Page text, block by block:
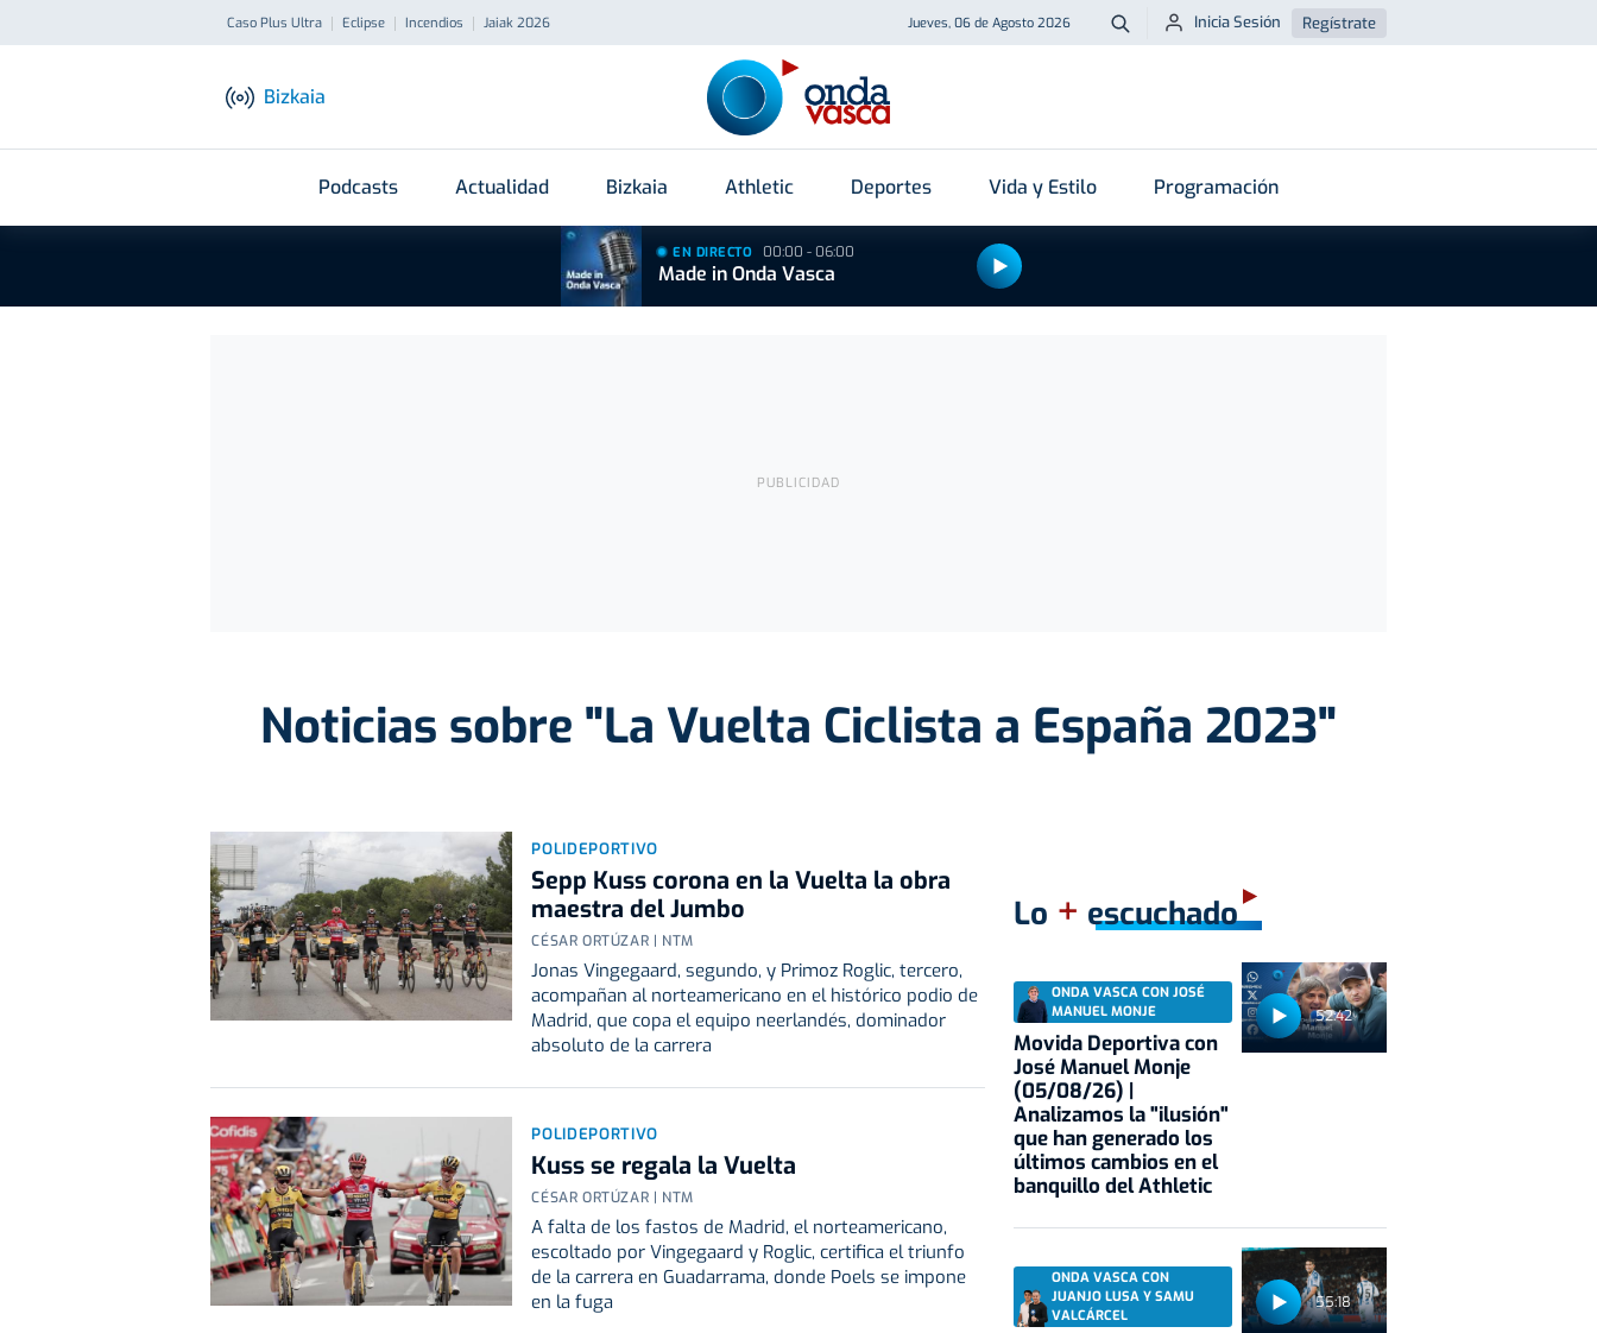
Caso Plus Ultra Eclipse Incendios Jaiak 2026 Jueves, 06 de Agosto 2026 Buscar
Inicia Sesión Regístrate
Bizkaia
Podcasts Actualidad Bizkaia Athletic Deportes Vida y Estilo Programación
EN DIRECTO 00:00 - 06:00
Made in Onda Vasca
Noticias sobre "La Vuelta Ciclista a España 2023"
POLIDEPORTIVO
Sepp Kuss corona en la Vuelta la obra
maestra del Jumbo
CÉSAR ORTÚZAR | NTM
Jonas Vingegaard, segundo, y Primoz Roglic, tercero,
acompañan al norteamericano en el histórico podio de
Madrid, que copa el equipo neerlandés, dominador
absoluto de la carrera
POLIDEPORTIVO
Kuss se regala la Vuelta
CÉSAR ORTÚZAR | NTM
A falta de los fastos de Madrid, el norteamericano,
escoltado por Vingegaard y Roglic, certifica el triunfo
de la carrera en Guadarrama, donde Poels se impone
en la fuga
Lo + escuchado
52:42
ONDA VASCA CON JOSÉ
MANUEL MONJE
Movida Deportiva con
José Manuel Monje
(05/08/26) |
Analizamos la "ilusión"
que han generado los
últimos cambios en el
banquillo del Athletic
55:18
ONDA VASCA CON
JUANJO LUSA Y SAMU
VALCÁRCEL